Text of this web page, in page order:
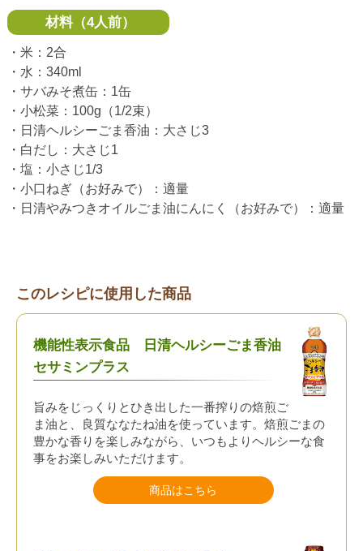
材料（4人前）
・米：2合
・水：340ml
・サバみそ煮缶：1缶
・小松菜：100g（1/2束）
・日清ヘルシーごま香油：大さじ3
・白だし：大さじ1
・塩：小さじ1/3
・小口ねぎ（お好みで）：適量
・日清やみつきオイルごま油にんにく（お好みで）：適量
このレシピに使用した商品
機能性表示食品 日清ヘルシーごま香油
セサミンプラス
旨みをじっくりとひき出した一番搾りの焙煎ご
ま油と、良質ななたね油を使っています。焙煎ごまの
豊かな香りを楽しみながら、いつもよりヘルシーな食
事をお楽しみいただけます。
商品はこちら